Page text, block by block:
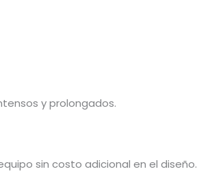
y prolongados.
sin costo adicional en el diseño.